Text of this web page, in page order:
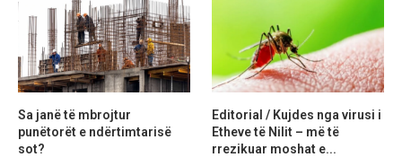
Sa janë të mbrojtur
punëtorët e ndërtimtarisë
sot?
Editorial / Kujdes nga virusi i
Etheve të Nilit – më të
rrezikuar moshat e...